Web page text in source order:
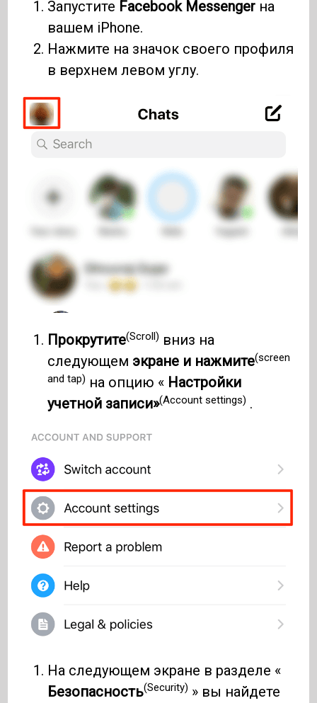
Запустите Facebook Messenger на
вашем iPhone.
Нажмите на значок своего профиля
в верхнем левом углу.
Прокрутите(Scroll) вниз на
следующем экране и нажмите(screen
and tap) на опцию « Настройки
учетной записи»(Account settings) .
На следующем экране в разделе «
Безопасность(Security) » вы найдете